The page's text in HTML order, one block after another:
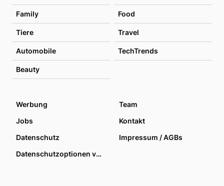
Family Food
Tiere Travel
Automobile TechTrends
Beauty
Werbung
Team
Jobs
Kontakt
Datenschutz
Impressum / AGBs
Datenschutzoptionen verwalten